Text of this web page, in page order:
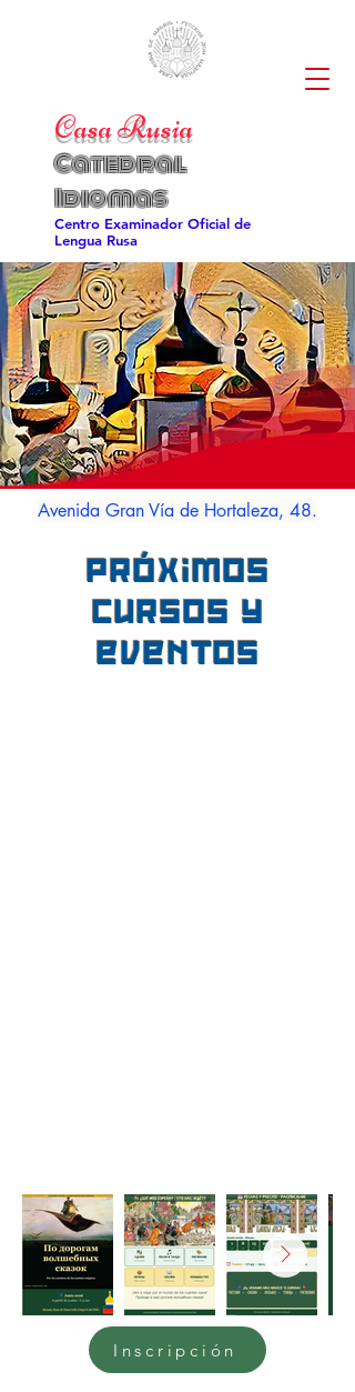
Casa Rusia
Catedral
Idiomas
Centro Examinador Oficial de
Lengua Rusa
Avenida Gran Vía de Hortaleza, 48.
Próximos
cursos y
eventos
Inscripción